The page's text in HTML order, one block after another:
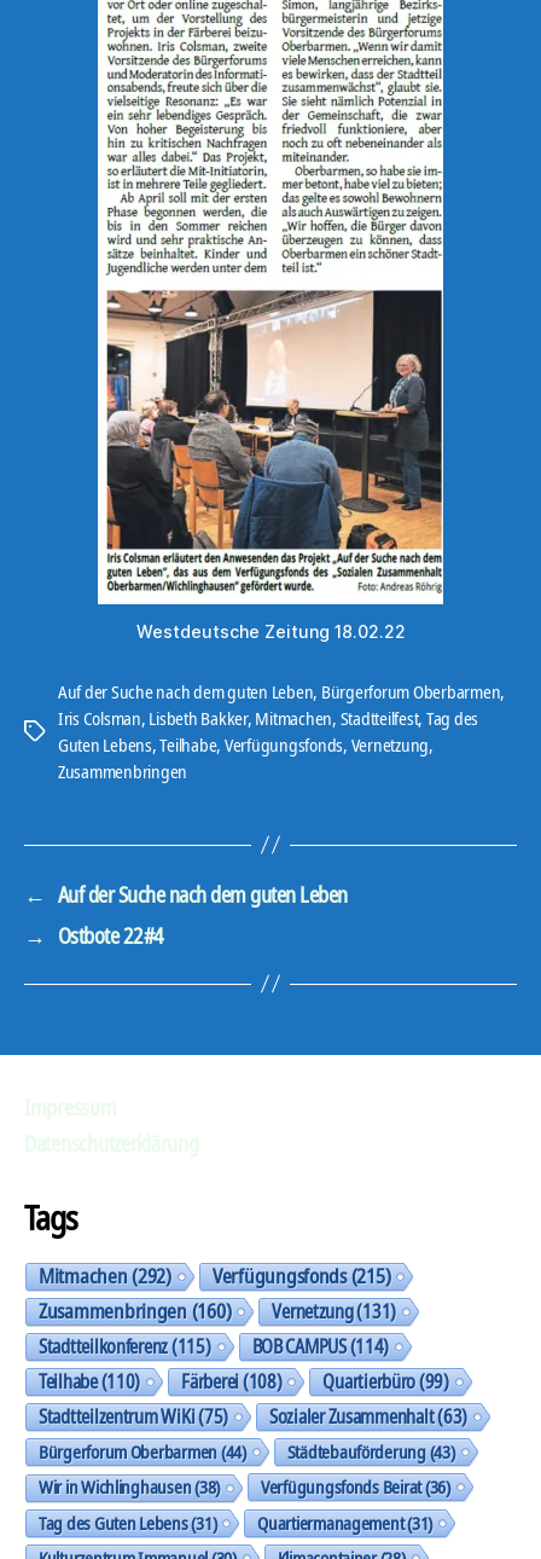
Westdeutsche Zeitung 18.02.22
Schlagwörter
Auf der Suche nach dem guten Leben, Bürgerforum Oberbarmen,
Iris Colsman, Lisbeth Bakker, Mitmachen, Stadtteilfest, Tag des
Guten Lebens,Teilhabe, Verfügungsfonds, Vernetzung,
Zusammenbringen
← Auf der Suche nach dem guten Leben
→ Ostbote 22#4
Tags
Mitmachen(292) Verfügungsfonds(215)
Zusammenbringen(160) Vernetzung(131)
Stadtteilkonferenz(115) BOB CAMPUS(114)
Teilhabe(110) Färberei(108) Quartierbüro(99)
Stadtteilzentrum WiKi(75) Sozialer Zusammenhalt(63)
Bürgerforum Oberbarmen(44) Städtebauförderung(43)
Wir in Wichlinghausen(38) Verfügungsfonds Beirat(36)
Tag des Guten Lebens(31) Quartiermanagement(31)